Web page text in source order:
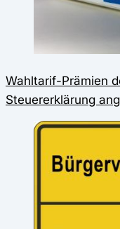
Wahltarif-Prämien
Steuererklärung